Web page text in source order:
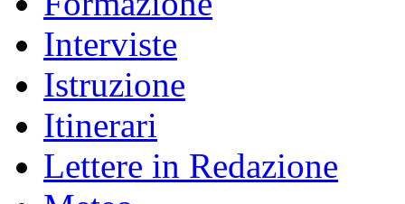
Interviste
Istruzione
Itinerari
Lettere in Redazione